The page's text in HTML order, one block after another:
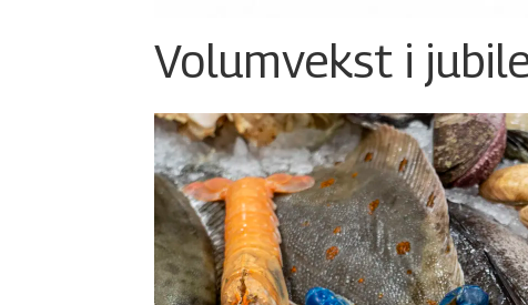
Volumvekst i